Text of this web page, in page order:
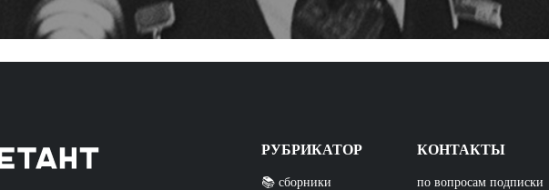
РУБРИКАТОР
📚 сборники
КОНТАКТЫ
по вопросам подписки